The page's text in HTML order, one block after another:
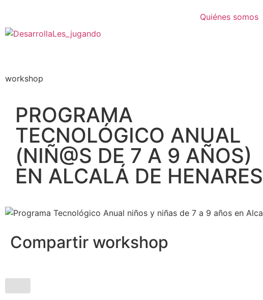
Quiénes somos
workshop
PROGRAMA
TECNOLÓGICO ANUAL
(NIÑ@S DE 7 A 9 AÑOS)
EN ALCALÁ DE HENARES
Compartir workshop